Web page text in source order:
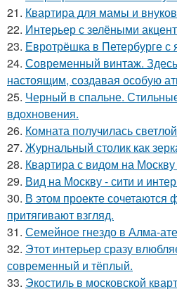
21. Квартира для мамы и
22. Интерьер с зелёными
23. Евротрёшка в Петербурге с
24. Современный винтаж.
настоящим, создавая особую
25. Черный в спальне.
вдохновения.
26. Комната получилась
27. Журнальный столик как
28. Квартира с видом на Москву
29. Вид на Москву - сити и
30. В этом проекте сочетаются
притягивают взгляд.
31. Семейное гнездо в Алма-
32. Этот интерьер сразу
современный и тёплый.
33. Экостиль в московской